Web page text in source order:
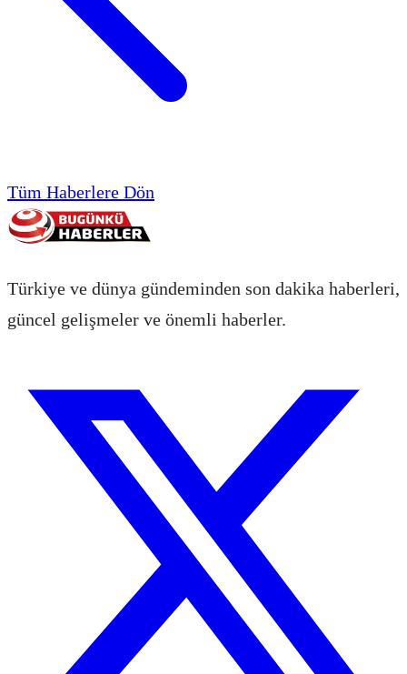
Tüm Haberlere Dön
Türkiye ve dünya gündeminden son dakika haberleri,
güncel gelişmeler ve önemli haberler.